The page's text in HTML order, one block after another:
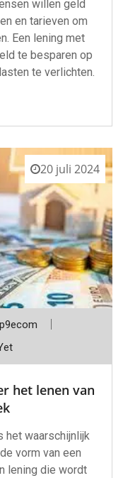
willen geld
en tarieven om
Een lening met
te besparen op
te verlichten.
20 juli 2024
het lenen van
het waarschijnlijk
vorm van een
lening die wordt